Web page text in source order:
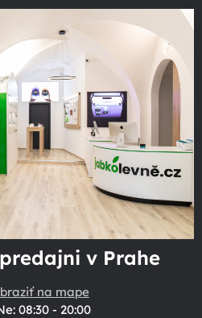
v Prahe
na mape
08:30 - 20:00